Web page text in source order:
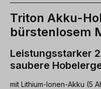
Triton Akku-
bürstenlosem
Leistungsstarker
saubere
mit Lithium-Ionen-Akku (5